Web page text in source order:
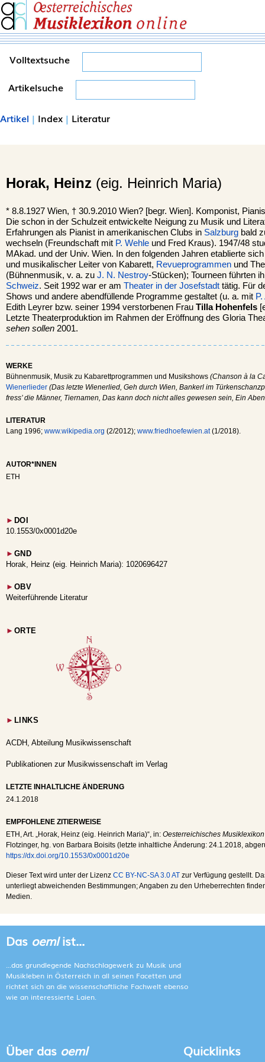
Volltextsuche
Artikelsuche
Artikel | Index | Literatur
Horak, Heinz (eig. Heinrich Maria)
* 8.8.1927 Wien, † 30.9.2010 Wien? [begr. Wien]. Komponist,
Die schon in der Schulzeit entwickelte Neigung zu Musik und
Erfahrungen als Pianist in amerikanischen Clubs in Salzburg bald
wechseln (Freundschaft mit P. Wehle und Fred Kraus). 1947/48
MAkad. und der Univ. Wien. In den folgenden Jahren etablierte
und musikalischer Leiter von Kabarett, Revueprogrammen und
(Bühnenmusik, v. a. zu J. N. Nestroy-Stücken); Tourneen führten
Schweiz. Seit 1992 war er am Theater in der Josefstadt tätig. Für
Shows und andere abendfüllende Programme gestaltet (u. a. mit
Edith Leyrer bzw. seiner 1994 verstorbenen Frau Tilla Hohenfels
Letzte Theaterproduktion im Rahmen der Eröffnung des Gloria
sehen sollen 2001.
WERKE
Bühnenmusik, Musik zu Kabarettprogrammen und Musikshows (Chanson à la
Wienerlieder (Das letzte Wienerlied, Geh durch Wien, Bankerl im
fress’ die Männer, Tiernamen, Das kann doch nicht alles gewesen sein, Ein
LITERATUR
Lang 1996; www.wikipedia.org (2/2012); www.friedhoefewien.at(1/2018).
AUTOR*INNEN
ETH
► DOI
10.1553/0x0001d20e
► GND
Horak, Heinz (eig. Heinrich Maria): 1020696427
► OBV
Weiterführende Literatur
► ORTE
► LINKS
ACDH, Abteilung Musikwissenschaft
Publikationen zur Musikwissenschaft im Verlag
LETZTE INHALTLICHE ÄNDERUNG
24.1.2018
EMPFOHLENE ZITIERWEISE
ETH , Art. „Horak, Heinz (eig. Heinrich Maria)“, in: Oesterreichisches
Flotzinger, hg. von Barbara Boisits (letzte inhaltliche Änderung: 24.1.2018 ,
https://dx.doi.org/10.1553/0x0001d20e
Dieser Text wird unter der Lizenz CC BY-NC-SA 3.0 AT zur Verfügung gestellt.
unterliegt abweichenden Bestimmungen; Angaben zu den Urheberrechten
Medien.
Das oemlist...
...das grundlegende Nachschlagewerk zu Musik und
Musikleben in Österreich in all seinen Facetten und
richtet sich an die wissenschaftliche Fachwelt ebenso
wie an interessierte Laien.
Über das oeml Quicklinks